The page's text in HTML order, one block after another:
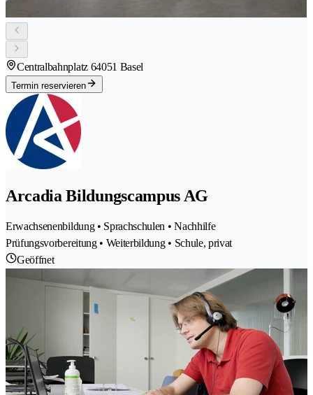
Centralbahnplatz 64051 Basel
Termin reservieren
Arcadia Bildungscampus AG
Erwachsenenbildung • Sprachschulen • Nachhilfe
Prüfungsvorbereitung • Weiterbildung • Schule, privat
Geöffnet